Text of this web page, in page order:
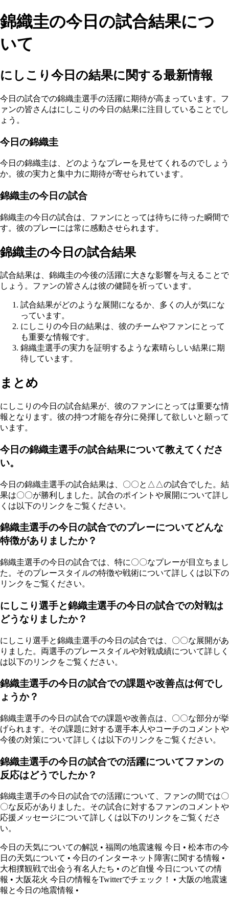
錦織圭の今日の試合結果につ
いて
にしこり今日の結果に関する最新情報
今日の試合での錦織圭選手の活躍に期待が高まっています。フ
ァンの皆さんはにしこりの今日の結果に注目していることでし
ょう。
今日の錦織圭
今日の錦織圭は、どのようなプレーを見せてくれるのでしょう
か。彼の実力と集中力に期待が寄せられています。
錦織圭の今日の試合
錦織圭の今日の試合は、ファンにとっては待ちに待った瞬間で
す。彼のプレーには常に感動させられます。
錦織圭の今日の試合結果
試合結果は、錦織圭の今後の活躍に大きな影響を与えることで
しょう。ファンの皆さんは彼の健闘を祈っています。
試合結果がどのような展開になるか、多くの人が気にな
っています。
にしこりの今日の結果は、彼のチームやファンにとって
も重要な情報です。
錦織圭選手の実力を証明するような素晴らしい結果に期
待しています。
まとめ
にしこりの今日の試合結果が、彼のファンにとっては重要な情
報となります。彼の持つ才能を存分に発揮して欲しいと願って
います。
今日の錦織圭選手の試合結果について教えてくださ
い。
今日の錦織圭選手の試合結果は、〇〇と△△の試合でした。結
果は〇〇が勝利しました。試合のポイントや展開について詳し
くは以下のリンクをご覧ください。
錦織圭選手の今日の試合でのプレーについてどんな
特徴がありましたか？
錦織圭選手の今日の試合では、特に〇〇なプレーが目立ちまし
た。そのプレースタイルの特徴や戦術について詳しくは以下の
リンクをご覧ください。
にしこり選手と錦織圭選手の今日の試合での対戦は
どうなりましたか？
にしこり選手と錦織圭選手の今日の試合では、〇〇な展開があ
りました。両選手のプレースタイルや対戦成績について詳しく
は以下のリンクをご覧ください。
錦織圭選手の今日の試合での課題や改善点は何でし
ょうか？
錦織圭選手の今日の試合での課題や改善点は、〇〇な部分が挙
げられます。その課題に対する選手本人やコーチのコメントや
今後の対策について詳しくは以下のリンクをご覧ください。
錦織圭選手の今日の試合での活躍についてファンの
反応はどうでしたか？
錦織圭選手の今日の試合での活躍について、ファンの間では〇
〇な反応がありました。その試合に対するファンのコメントや
応援メッセージについて詳しくは以下のリンクをご覧くださ
い。
今日の天気についての解説 • 福岡の地震速報 今日 • 松本市の今
日の天気について • 今日のインターネット障害に関する情報 •
大相撲観戦で出会う有名人たち • のど自慢 今日についての情
報 • 大阪花火 今日の情報をTwitterでチェック！ • 大阪の地震速
報と今日の地震情報 •